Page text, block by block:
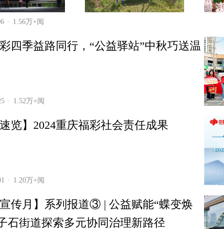
1.56万+阅
四季益路同行，“公益驿站”中秋巧送温
1.52万+阅
速览】2024重庆福彩社会责任成果
1.20万+阅
宣传月】系列报道③ | 公益赋能“蝶变焕
石街道探索多元协同治理新路径